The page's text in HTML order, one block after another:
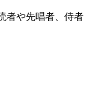
者や先唱者、侍者